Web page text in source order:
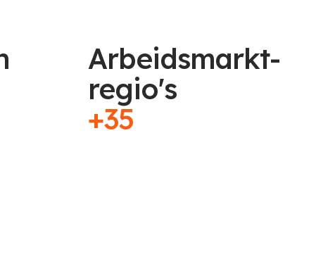
Arbeidsmarkt-
regio's
+35